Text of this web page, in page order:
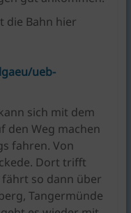
die Bahn hier
ueb-
sich mit dem
den Weg machen
fahren. Von
Dort trifft
so dann über
Tangermünde